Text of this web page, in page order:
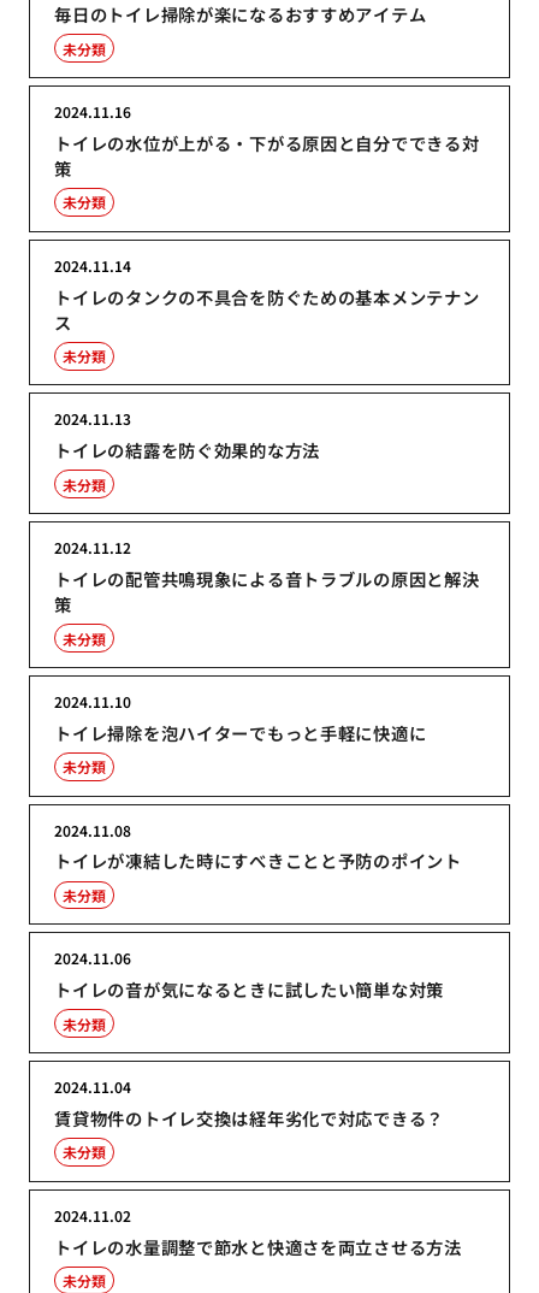
毎日のトイレ掃除が楽になるおすすめアイテム
未分類
トイレの水位が上がる・下がる原因と自分でできる対
策
2024.11.16
未分類
トイレのタンクの不具合を防ぐための基本メンテナン
ス
2024.11.14
未分類
トイレの結露を防ぐ効果的な方法
2024.11.13
未分類
トイレの配管共鳴現象による音トラブルの原因と解決
策
2024.11.12
未分類
トイレ掃除を泡ハイターでもっと手軽に快適に
2024.11.10
未分類
トイレが凍結した時にすべきことと予防のポイント
2024.11.08
未分類
トイレの音が気になるときに試したい簡単な対策
2024.11.06
未分類
賃貸物件のトイレ交換は経年劣化で対応できる？
2024.11.04
未分類
トイレの水量調整で節水と快適さを両立させる方法
2024.11.02
未分類